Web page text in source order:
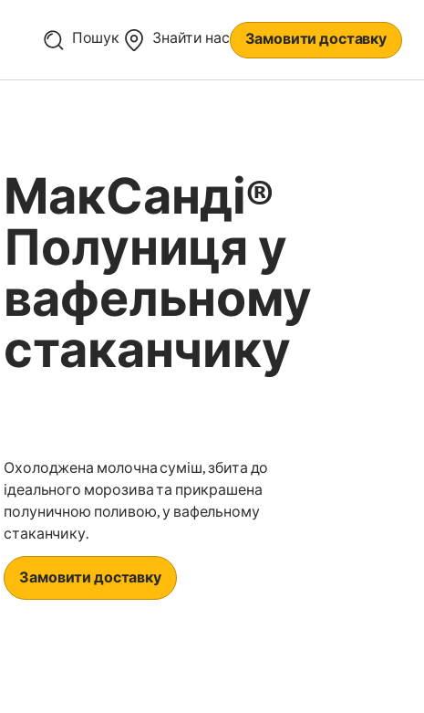
Пошук Знайти нас Замовити доставку
МакСанді®
Полуниця у
вафельному
стаканчику
Охолоджена молочна суміш, збита до
ідеального морозива та прикрашена
полуничною поливою, у вафельному
стаканчику.
Замовити доставку